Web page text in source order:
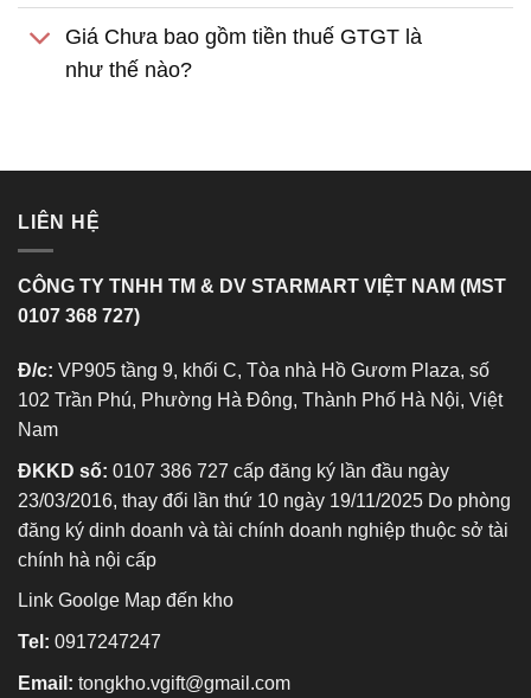
Giá Chưa bao gồm tiền thuế GTGT là
như thế nào?
LIÊN HỆ
CÔNG TY TNHH TM & DV STARMART VIỆT NAM (MST
0107 368 727)
Đ/c: VP905 tầng 9, khối C, Tòa nhà Hồ Gươm Plaza, số
102 Trần Phú, Phường Hà Đông, Thành Phố Hà Nội, Việt
Nam
ĐKKD số: 0107 386 727 cấp đăng ký lần đầu ngày
23/03/2016, thay đổi lần thứ 10 ngày 19/11/2025 Do phòng
đăng ký dinh doanh và tài chính doanh nghiệp thuộc sở tài
chính hà nội cấp
Link Goolge Map đến kho
Tel: 0917247247
Email: tongkho.vgift@gmail.com